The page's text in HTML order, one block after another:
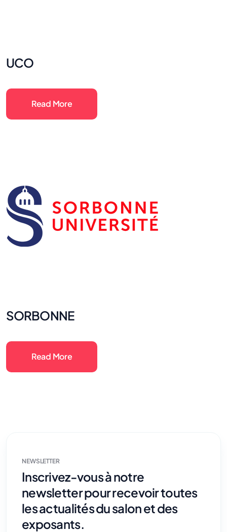
UCO
Read More
SORBONNE
Read More
NEWSLETTER
Inscrivez-vous à notre
newsletter pour recevoir toutes
les actualités du salon et des
exposants.